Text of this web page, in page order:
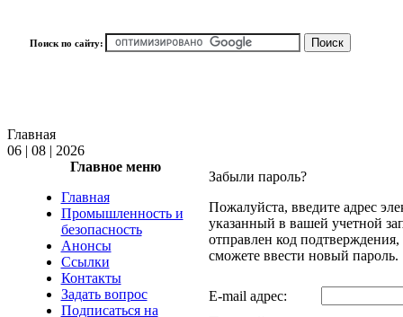
Поиск по сайту:
Главная
06 | 08 | 2026
Главное меню
Главная
Промышленность и
безопасность
Анонсы
Ссылки
Контакты
Задать вопрос
Подписаться на
Забыли пароль?
Пожалуйста, введите адрес
указанный в вашей учетной
отправлен код
сможете ввести новый пароль.
E-mail адрес: